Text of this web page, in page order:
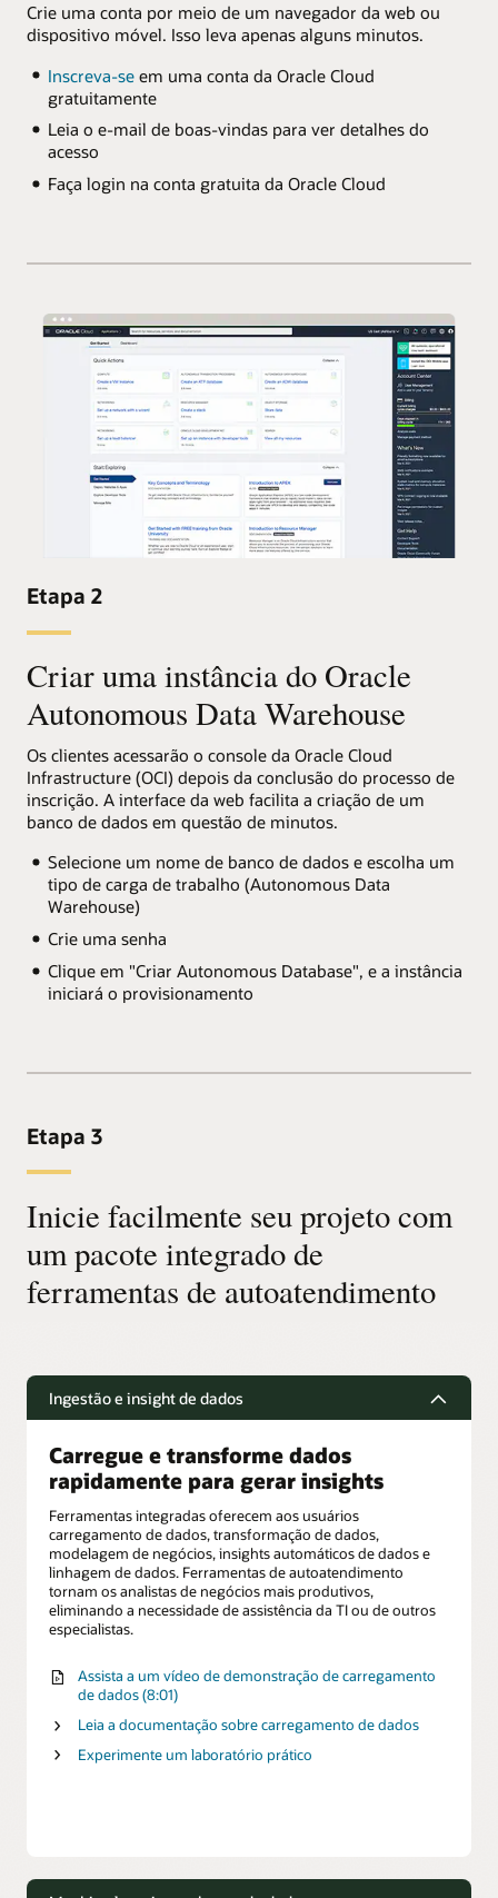
Crie uma conta por meio de um navegador da web ou
dispositivo móvel. Isso leva apenas alguns minutos.
Inscreva-seem uma conta da Oracle Cloud
gratuitamente
Leia o e-mail de boas-vindas para ver detalhes do
acesso
Faça login na conta gratuita da Oracle Cloud
Etapa 2
Criar uma instância do Oracle
Autonomous Data Warehouse
Os clientes acessarão o console da Oracle Cloud
Infrastructure (OCI) depois da conclusão do processo de
inscrição. A interface da web facilita a criação de um
banco de dados em questão de minutos.
Selecione um nome de banco de dados e escolha um
tipo de carga de trabalho (Autonomous Data
Warehouse)
Crie uma senha
Clique em "Criar Autonomous Database", e a instância
iniciará o provisionamento
Etapa 3
Inicie facilmente seu projeto com
um pacote integrado de
ferramentas de autoatendimento
Ingestão e insight de dados
Carregue e transforme dados
rapidamente para gerar insights
Ferramentas integradas oferecem aos usuários
carregamento de dados, transformação de dados,
modelagem de negócios, insights automáticos de dados e
linhagem de dados. Ferramentas de autoatendimento
tornam os analistas de negócios mais produtivos,
eliminando a necessidade de assistência da TI ou de outros
especialistas.
Assista a um vídeo de demonstração de carregamento
de dados (8:01)
Leia a documentação sobre carregamento de dados
Experimente um laboratório prático